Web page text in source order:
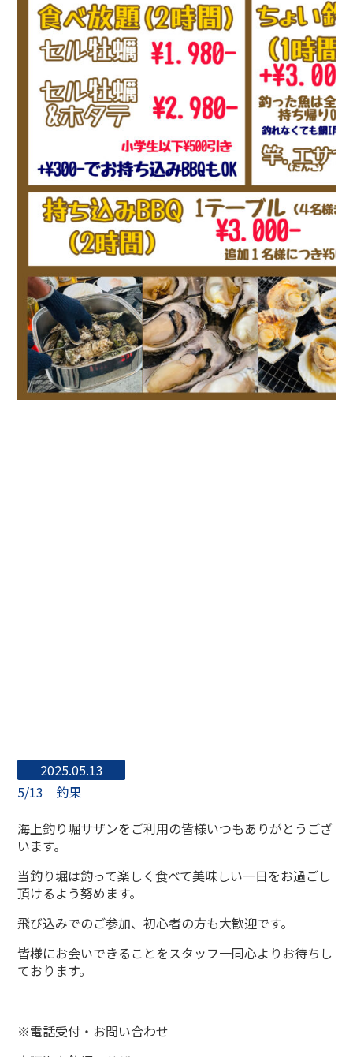
2025.05.13
5/13 釣果
海上釣り堀サザンをご利用の皆様いつもありがとうござ
います。
当釣り堀は釣って楽しく食べて美味しい一日をお過ごし
頂けるよう努めます。
飛び込みでのご参加、初心者の方も大歓迎です。
皆様にお会いできることをスタッフ一同心よりお待ちし
ております。
※電話受付・お問い合わせ